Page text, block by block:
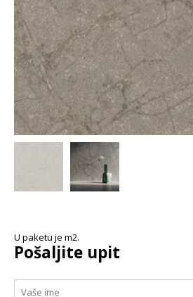
U paketu je m2.
Pošaljite upit